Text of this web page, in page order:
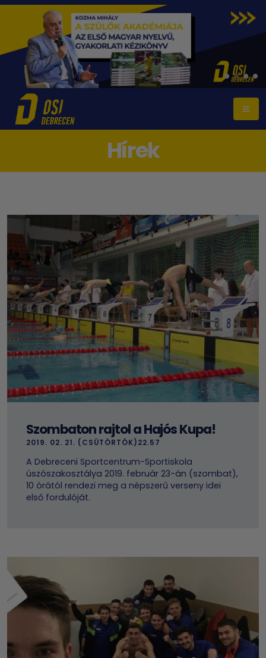
Hírek
Szombaton rajtol a Hajós Kupa!
2019. 02. 21. (CSÜTÖRTÖK)22.57
A Debreceni Sportcentrum-Sportiskola
úszószakosztálya 2019. február 23-án (szombat),
10 órától rendezi meg a népszerű verseny idei
első fordulóját.